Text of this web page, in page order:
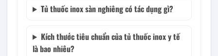
Tủ thuốc inox sàn nghiêng có tác dụng gì?
Kích thước tiêu chuẩn của tủ thuốc inox y tế
là bao nhiêu?